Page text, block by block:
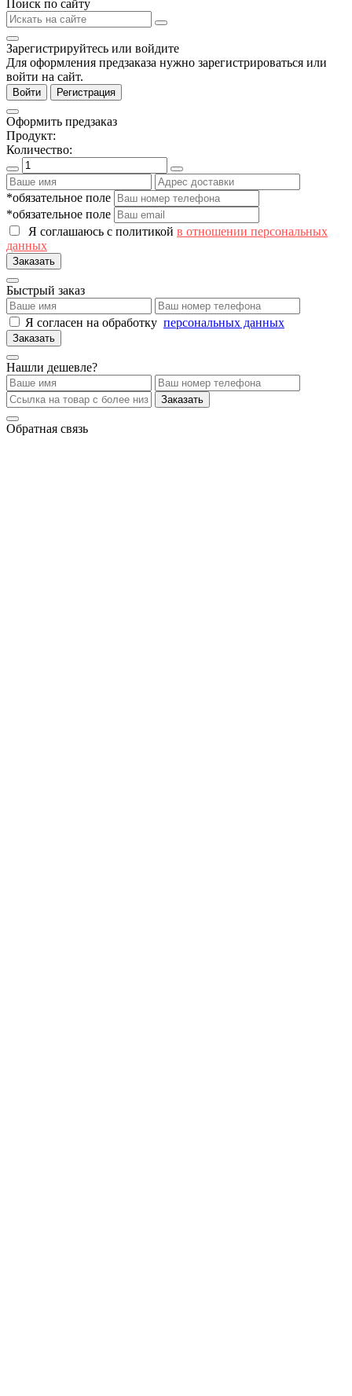
Поиск по сайту
Зарегистрируйтесь или войдите
Для оформления предзаказа нужно зарегистрироваться или
войти на сайт.
Войти Регистрация
Оформить предзаказ
Продукт:
Количество:
*обязательное поле
*обязательное поле
Я соглашаюсь с политикой в отношении персональных
данных
Заказать
Быстрый заказ
Я согласен на обработку персональных данных
Заказать
Нашли дешевле?
Заказать
Обратная связь